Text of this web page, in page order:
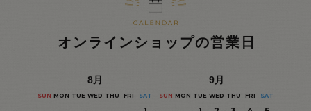
オンラインショップの営業日
8月
SUN MON TUE WED THU FRI SAT
9月
SUN MON TUE WED THU FRI SAT